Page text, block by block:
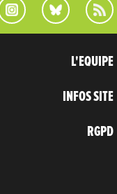
L'EQUIPE
INFOS SITE
RGPD